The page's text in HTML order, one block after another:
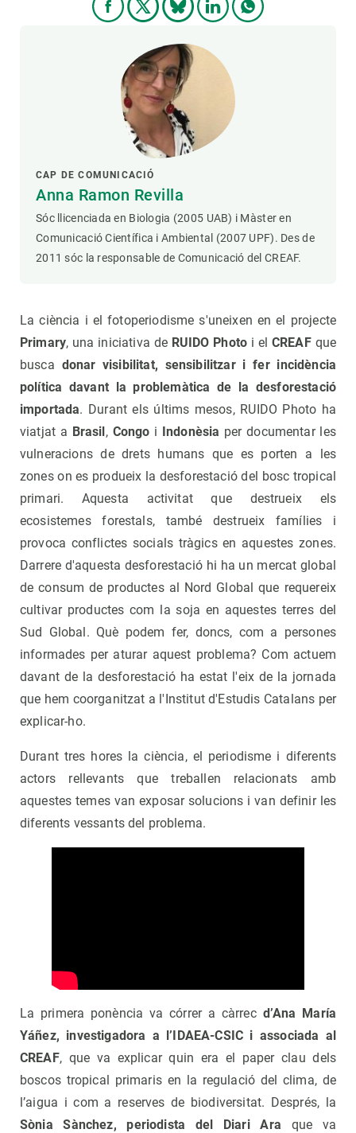
CAP DE COMUNICACIÓ
Anna Ramon Revilla
Sóc llicenciada en Biologia (2005 UAB) i Màster en
Comunicació Científica i Ambiental (2007 UPF). Des de
2011 sóc la responsable de Comunicació del CREAF.
La ciència i el fotoperiodisme s'uneixen en el projecte
Primary, una iniciativa de RUIDO Photo i el CREAF que
busca donar visibilitat, sensibilitzar i fer incidència
política davant la problemàtica de la desforestació
importada. Durant els últims mesos, RUIDO Photo ha
viatjat a Brasil , Congo i Indonèsia per documentar les
vulneracions de drets humans que es porten a les
zones on es produeix la desforestació del bosc tropical
primari. Aquesta activitat que destrueix els
ecosistemes forestals, també destrueix famílies i
provoca conflictes socials tràgics en aquestes zones.
Darrere d'aquesta desforestació hi ha un mercat global
de consum de productes al Nord Global que requereix
cultivar productes com la soja en aquestes terres del
Sud Global. Què podem fer, doncs, com a persones
informades per aturar aquest problema? Com actuem
davant de la desforestació ha estat l'eix de la jornada
que hem coorganitzat a l'Institut d'Estudis Catalans per
explicar-ho.
Durant tres hores la ciència, el periodisme i diferents
actors rellevants que treballen relacionats amb
aquestes temes van exposar solucions i van definir les
diferents vessants del problema.
La primera ponència va córrer a càrrec d’Ana María
Yáñez, investigadora a l’IDAEA-CSIC i associada al
CREAF, que va explicar quin era el paper clau dels
boscos tropical primaris en la regulació del clima, de
l’aigua i com a reserves de biodiversitat. Després, la
Sònia Sànchez, periodista del Diari Ara que va